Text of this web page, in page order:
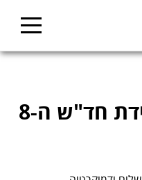
דבריו של דב בוועידת חד"ש ה-8